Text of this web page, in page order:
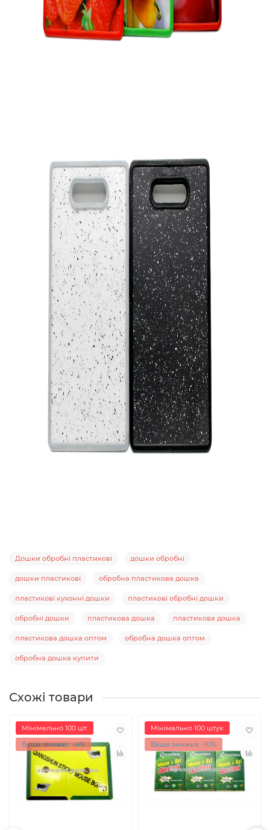
Дошки обробні пластикові дошки обробні
дошки пластикові обробна пластикова дошка
пластикові кухонні дошки пластикові обробні дошки
обробні дошки пластикова дошка пластикова дошка
пластикова дошка оптом обробна дошка оптом
обробна дошка купити
Схожі товари
Мінімально 100 шт.
Ваша знижка: -4%
Мінімально 100 штук
Ваша знижка: -10%